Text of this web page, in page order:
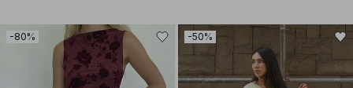
-80% -50%